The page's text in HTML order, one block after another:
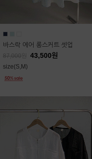
바스락 에어 롱스커트 셋업
87,000 43,500원
size(S,M)